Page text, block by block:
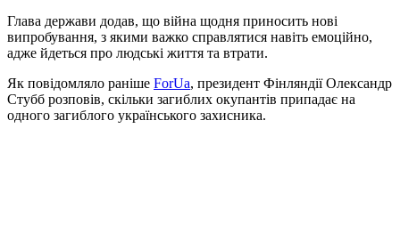
Глава держави додав, що війна щодня приносить нові
випробування, з якими важко справлятися навіть емоційно,
адже йдеться про людські життя та втрати.
Як повідомляло раніше ForUa, президент Фінляндії Олександр
Стубб розповів, скільки загиблих окупантів припадає на
одного загиблого українського захисника.